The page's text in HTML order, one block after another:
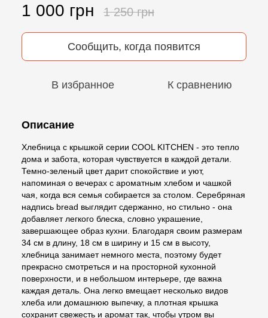
1 000 грн 1 250 грн
Сообщить, когда появится
В избранное К сравнению
Описание
Хлебница с крышкой серии COOL KITCHEN - это тепло
дома и забота, которая чувствуется в каждой детали.
Темно-зеленый цвет дарит спокойствие и уют,
напоминая о вечерах с ароматным хлебом и чашкой
чая, когда вся семья собирается за столом. Серебряная
надпись bread выглядит сдержанно, но стильно - она
добавляет легкого блеска, словно украшение,
завершающее образ кухни. Благодаря своим размерам
34 см в длину, 18 см в ширину и 15 см в высоту,
хлебница занимает немного места, поэтому будет
прекрасно смотреться и на просторной кухонной
поверхности, и в небольшом интерьере, где важна
каждая деталь. Она легко вмещает несколько видов
хлеба или домашнюю выпечку, а плотная крышка
сохранит свежесть и аромат так, чтобы утром вы